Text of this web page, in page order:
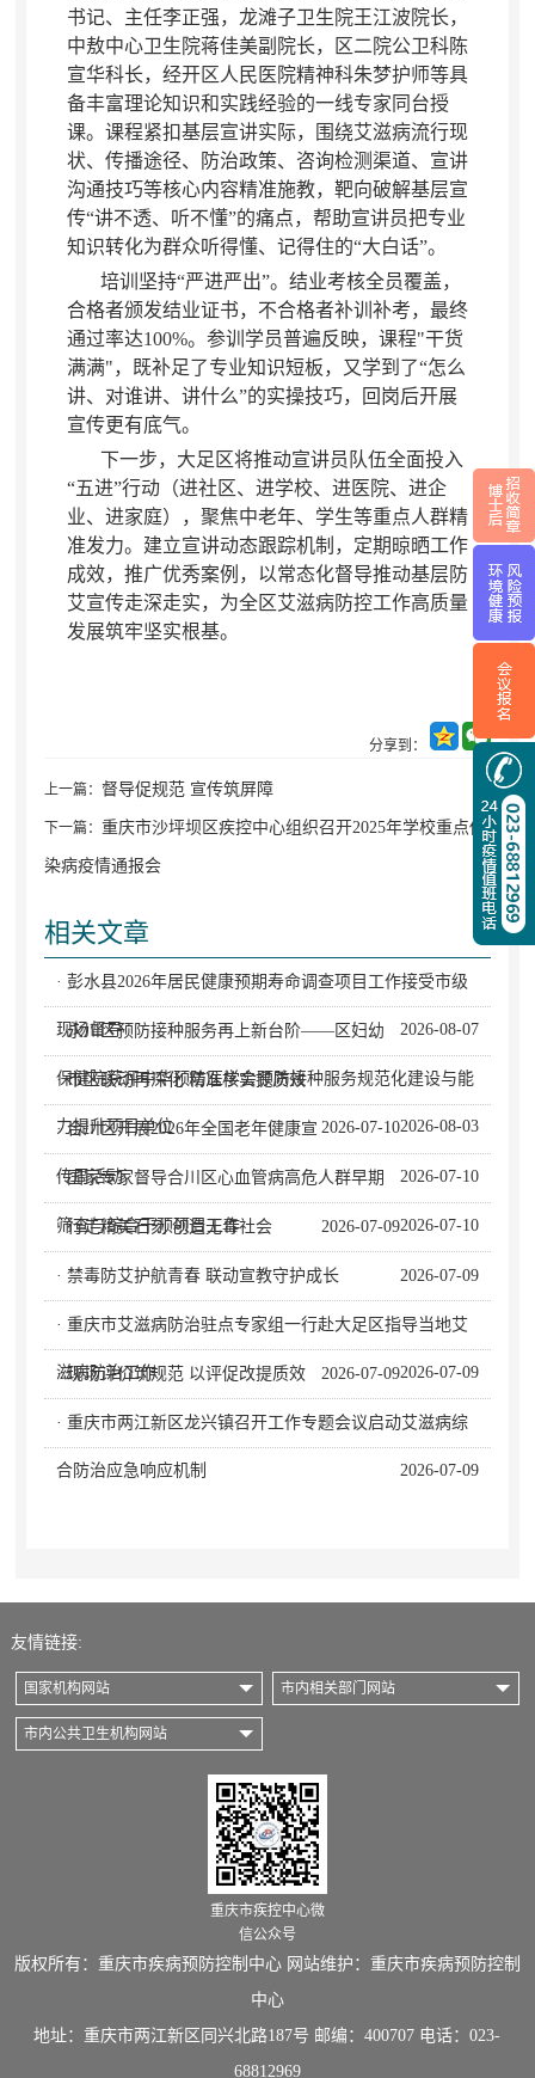
书记、主任李正强，龙滩子卫生院王江波院长，
中敖中心卫生院蒋佳美副院长，区二院公卫科陈
宣华科长， 经开区人民医院精神科朱梦护师等具
备丰富理论知识和实践经验的一线专家同台授
课。课程紧扣基层宣讲实际，
围绕艾滋病流行现
状、传播途径、防治政策、咨询检测渠道、宣讲
沟通技巧等核心内容精准施教，靶向破解基层宣
传“讲不透、听不懂”的痛点， 帮助宣讲员把专业
知识转化为群众听得懂、记得住的“大白话”。
培训坚持“严进严出”。 结业考核全员覆盖，
合格者颁发结业证书， 不合格者补训补考，最终
通过率达100%。 参训学员普遍反映，课程"干货
满满"，
既补足了专业知识短板，又学到了“怎么
讲、对谁讲、讲什么”的实操技巧，
回岗后开展
宣传更有底气。
下一步， 大足区将推动宣讲员队伍全面投入
“五进”行动（进社区、进学校、进医院、进企
业、进家庭），聚焦中老年、学生等重点人群精
准发力。 建立宣讲动态跟踪机制，定期晾晒工作
成效， 推广优秀案例，以常态化督导推动基层防
艾宣传走深走实， 为全区艾滋病防控工作高质量
发展筑牢坚实根基。
分享到：
上一篇： 督导促规范 宣传筑屏障
下一篇： 重庆市沙坪坝区疾控中心组织召开2025年学校重点传
染病疫情通报会
相关文章
· 彭水县2026年居民健康预期寿命调查项目工作接受市级
现场督导 2026-08-07
· 永川区预防接种服务再上新台阶——区妇幼
保健院获评中华预防医学会预防接种服务规范化建设与能
力提升项目单位 2026-08-03
· 市区联动再深化 精准核实提质效
2026-07-10
· 合川区开展2026年全国老年健康宣
传周活动 2026-07-10
· 国家专家督导合川区心血管病高危人群早期
筛查与综合干预项目工作 2026-07-10
· 行走精美石刻 创造无毒社会 2026-07-09
· 禁毒防艾护航青春 联动宣教守护成长 2026-07-09
· 重庆市艾滋病防治驻点专家组一行赴大足区指导当地艾
滋病防治工作 2026-07-09
· 现场评价筑规范 以评促改提质效 2026-07-09
· 重庆市两江新区龙兴镇召开工作专题会议启动艾滋病综
合防治应急响应机制 2026-07-09
友情链接:
国家机构网站 市内相关部门网站
市内公共卫生机构网站
重庆市疾控中心微
信公众号
版权所有：重庆市疾病预防控制中心 网站维护：重庆市疾病预防控制
中心
地址：重庆市两江新区同兴北路187号 邮编：400707 电话：023-
68812969